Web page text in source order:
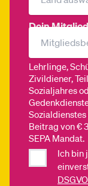
Dein
Lehrlinge,
Zivildiener,
Sozialjahres
Beitrag von €
SEPA Mandat.
Ich bin